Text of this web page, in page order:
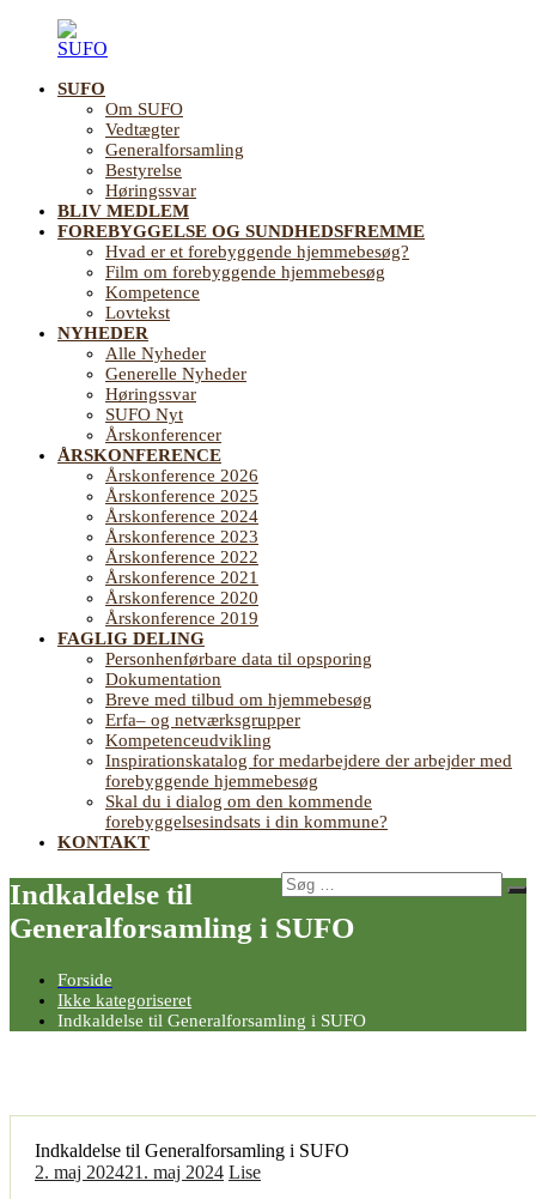
Landsforening
Sundhedsfremme
Forebyggelse
ældreområdet
SUFO
Om SUFO
Vedtægter
Generalforsamling
Bestyrelse
Høringssvar
BLIV MEDLEM
FOREBYGGELSE OG SUNDHEDSFREMME
Hvad er et forebyggende hjemmebesøg?
Film om forebyggende hjemmebesøg
Kompetence
Lovtekst
NYHEDER
Alle Nyheder
Generelle Nyheder
Høringssvar
SUFO Nyt
Årskonferencer
ÅRSKONFERENCE
Årskonference 2026
Årskonference 2025
Årskonference 2024
Årskonference 2023
Årskonference 2022
Årskonference 2021
Årskonference 2020
Årskonference 2019
FAGLIG DELING
Personhenførbare data til opsporing
Dokumentation
Breve med tilbud om hjemmebesøg
Erfa– og netværksgrupper
Kompetenceudvikling
Inspirationskatalog for medarbejdere der arbejder med
forebyggende hjemmebesøg
Skal du i dialog om den kommende
forebyggelsesindsats i din kommune?
KONTAKT
Søg
efter:
Indkaldelse til
Generalforsamling i SUFO
Forside
Ikke kategoriseret
Indkaldelse til Generalforsamling i SUFO
Indkaldelse til Generalforsamling i SUFO
2. maj 202421. maj 2024 Lise